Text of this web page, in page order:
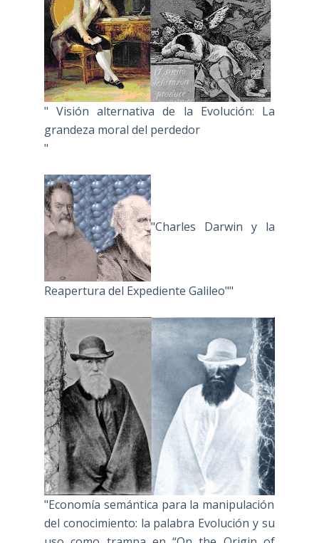
" Visión alternativa de la Evolución: La
grandeza moral del perdedor
"
"Charles Darwin y la
Reapertura del Expediente Galileo""
"Economía semántica para la manipulación
del conocimiento: la palabra Evolución y su